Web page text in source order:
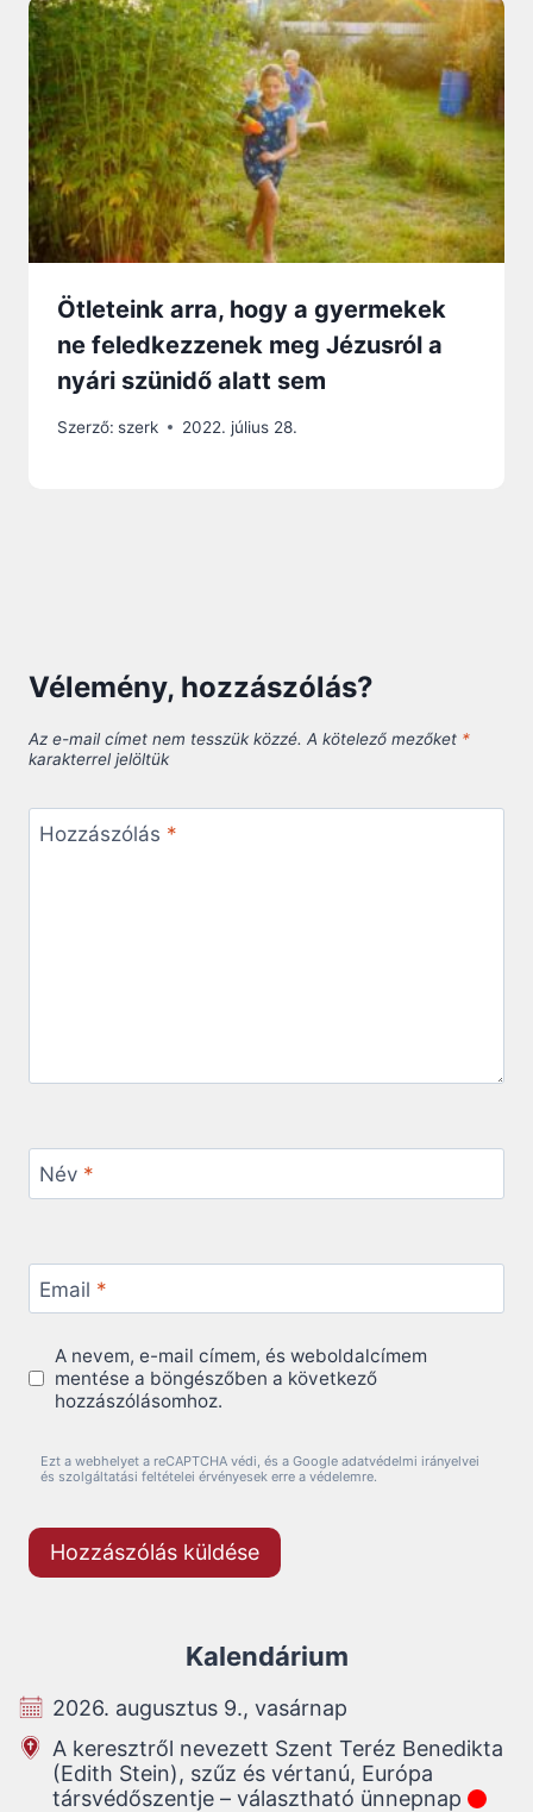
Ötleteink arra, hogy a gyermekek
ne feledkezzenek meg Jézusról a
nyári szünidő alatt sem
Szerző: szerk 2022. július 28.
Vélemény, hozzászólás?
Az e-mail címet nem tesszük közzé. A kötelező mezőket *
karakterrel jelöltük
Hozzászólás *
Név *
Email *
A nevem, e-mail címem, és weboldalcímem
mentése a böngészőben a következő
hozzászólásomhoz.
Ezt a webhelyet a reCAPTCHA védi, és a Google adatvédelmi irányelvei
és szolgáltatási feltételei érvényesek erre a védelemre.
Kalendárium
2026. augusztus 9., vasárnap
A keresztről nevezett Szent Teréz Benedikta
(Edith Stein), szűz és vértanú, Európa
társvédőszentje – választható ünnepnap